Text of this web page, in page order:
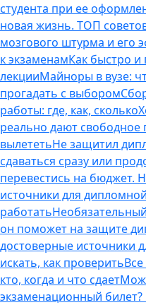
студента при ее
новая жизнь. ТОП
мозгового штурма и его
к экзаменамКак быстро и
лекцииМайноры в вузе:
прогадать с выбором
работы: где, как, сколько
реально дают свободное
вылететьНе защитил
сдаваться сразу или
перевестись на бюджет.
источники для
работать
он поможет на защите
достоверные источники
искать, как проверить
кто, когда и что сдает
экзаменационный